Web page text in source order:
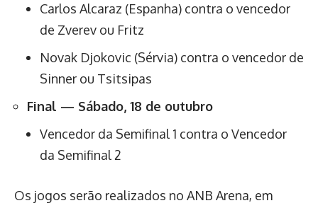
Carlos Alcaraz (Espanha) contra o vencedor
de Zverev ou Fritz
Novak Djokovic (Sérvia) contra o vencedor de
Sinner ou Tsitsipas
Final — Sábado, 18 de outubro
Vencedor da Semifinal 1 contra o Vencedor
da Semifinal 2
Os jogos serão realizados no ANB Arena, em